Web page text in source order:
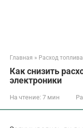
Главная » Расход
Как снизить
электроники
На чтение: 7 мин